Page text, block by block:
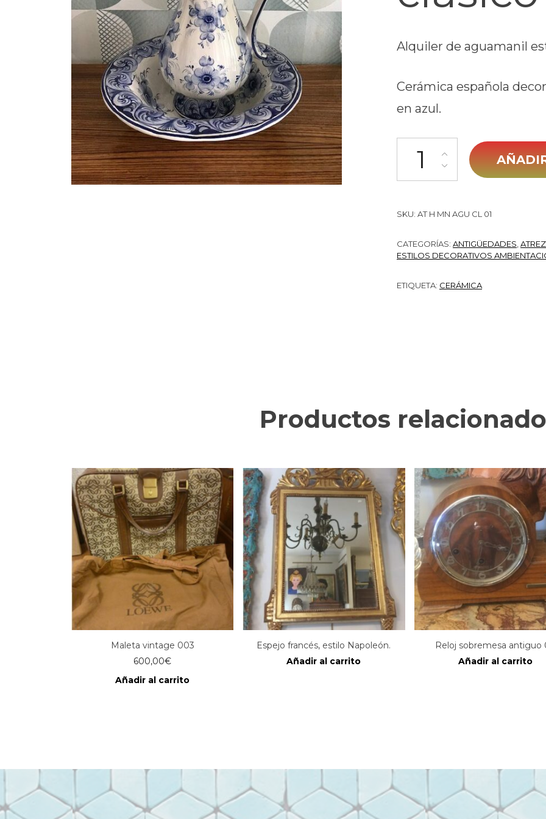
Alquiler de aguamanil
Cerámica española
en azul.
Aguamanil clasico 01 cantidad
SKU: AT H MN AGU CL 01
CATEGORÍAS: ANTIGÜEDADES
ESTILOS DECORATIVOS
ETIQUETA: CERÁMICA
Productos
Maleta vintage 003
600,00€
Añadir al carrito
Espejo francés, estilo Napoleón.
Añadir al carrito
Reloj sobremesa antiguo
Añadir al carrito